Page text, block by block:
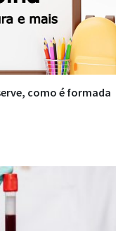
como é formada